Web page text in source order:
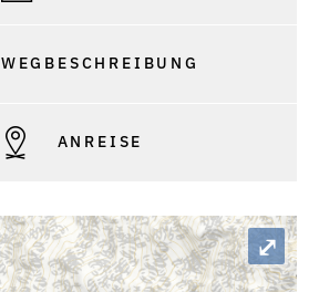
WEGBESCHREIBUNG
ANREISE
⤢